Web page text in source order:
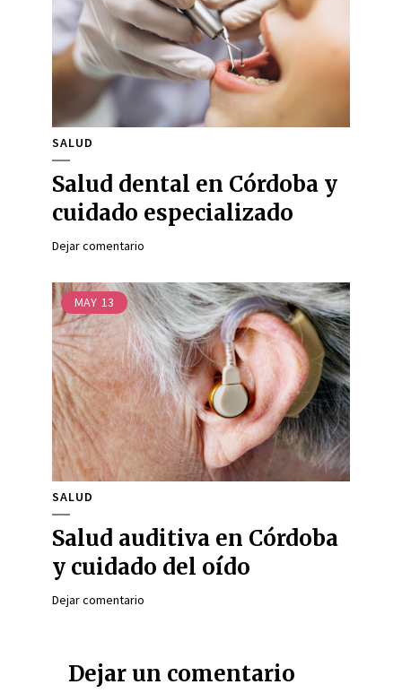
SALUD
Salud dental en Córdoba y
cuidado especializado
Dejar comentario
MAY 13
SALUD
Salud auditiva en Córdoba
y cuidado del oído
Dejar comentario
Dejar un comentario